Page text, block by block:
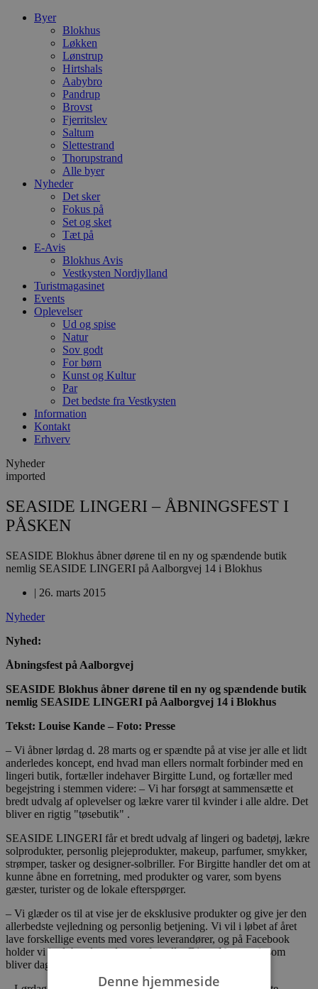
Byer
Blokhus
Løkken
Lønstrup
Hirtshals
Aabybro
Pandrup
Brovst
Fjerritslev
Saltum
Slettestrand
Thorupstrand
Alle byer
Nyheder
Det sker
Fokus på
Set og sket
Tæt på
E-Avis
Blokhus Avis
Vestkysten Nordjylland
Turistmagasinet
Events
Oplevelser
Ud og spise
Natur
Sov godt
For børn
Kunst og Kultur
Par
Det bedste fra Vestkysten
Information
Kontakt
Erhverv
Nyheder
imported
SEASIDE LINGERI – ÅBNINGSFEST I
PÅSKEN
SEASIDE Blokhus åbner dørene til en ny og spændende butik
nemlig SEASIDE LINGERI på Aalborgvej 14 i Blokhus
| 26. marts 2015
Nyheder
Nyhed:
Åbningsfest på Aalborgvej
SEASIDE Blokhus åbner dørene til en ny og spændende butik
nemlig SEASIDE LINGERI på Aalborgvej 14 i Blokhus
Tekst: Louise Kande – Foto: Presse
– Vi åbner lørdag d. 28 marts og er spændte på at vise jer alle et lidt
anderledes koncept, end hvad man ellers normalt forbinder med en
lingeri butik, fortæller indehaver Birgitte Lund, og fortæller med
begejstring i stemmen videre: – Vi har forsøgt at sammensætte et
bredt udvalg af oplevelser og lækre varer til kvinder i alle aldre. Det
bliver en rigtig "tøsebutik" .
SEASIDE LINGERI får et bredt udvalg af lingeri og badetøj, lækre
solprodukter, personlig plejeprodukter, makeup, parfumer, smykker,
strømper, tasker og designer-solbriller. For Birgitte handler det om at
kunne åbne en forretning, med produkter og varer, som byens
gæster, turister og de lokale efterspørger.
– Vi glæder os til at vise jer de eksklusive produkter og give jer den
allerbedste vejledning og personlig betjening. Vi vil i løbet af året
lave forskellige events med vores leverandører, og på Facebook
holder vi jer løbende opdateret, fortæller Dinna Nørgaard, som
bliver daglig leder.
Denne hjemmeside